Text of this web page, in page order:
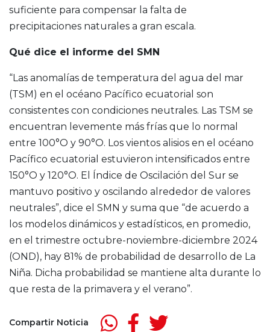
suficiente para compensar la falta de
precipitaciones naturales a gran escala.
Qué dice el informe del SMN
“Las anomalías de temperatura del agua del mar
(TSM) en el océano Pacífico ecuatorial son
consistentes con condiciones neutrales. Las TSM se
encuentran levemente más frías que lo normal
entre 100°O y 90°O. Los vientos alisios en el océano
Pacífico ecuatorial estuvieron intensificados entre
150°O y 120°O. El Índice de Oscilación del Sur se
mantuvo positivo y oscilando alrededor de valores
neutrales”, dice el SMN y suma que “de acuerdo a
los modelos dinámicos y estadísticos, en promedio,
en el trimestre octubre-noviembre-diciembre 2024
(OND), hay 81% de probabilidad de desarrollo de La
Niña. Dicha probabilidad se mantiene alta durante lo
que resta de la primavera y el verano”.
Compartir Noticia